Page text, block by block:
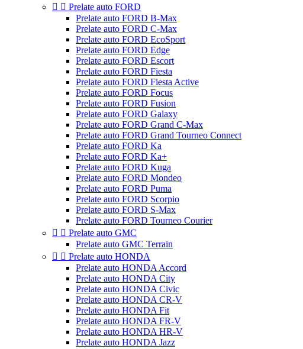
  Prelate auto FORD
Prelate auto FORD B-Max
Prelate auto FORD C-Max
Prelate auto FORD EcoSport
Prelate auto FORD Edge
Prelate auto FORD Escort
Prelate auto FORD Fiesta
Prelate auto FORD Fiesta Active
Prelate auto FORD Focus
Prelate auto FORD Fusion
Prelate auto FORD Galaxy
Prelate auto FORD Grand C-Max
Prelate auto FORD Grand Tourneo Connect
Prelate auto FORD Ka
Prelate auto FORD Ka+
Prelate auto FORD Kuga
Prelate auto FORD Mondeo
Prelate auto FORD Puma
Prelate auto FORD Scorpio
Prelate auto FORD S-Max
Prelate auto FORD Tourneo Courier
  Prelate auto GMC
Prelate auto GMC Terrain
  Prelate auto HONDA
Prelate auto HONDA Accord
Prelate auto HONDA City
Prelate auto HONDA Civic
Prelate auto HONDA CR-V
Prelate auto HONDA Fit
Prelate auto HONDA FR-V
Prelate auto HONDA HR-V
Prelate auto HONDA Jazz